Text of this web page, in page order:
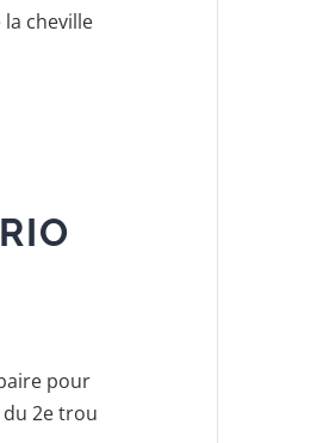
cheville
pour
du 2e trou